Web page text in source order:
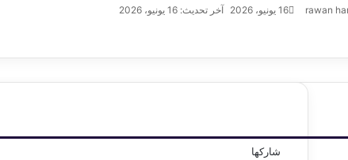
rawan 16 يونيو، 2026 آخر تحديث: 16 يونيو، 2026
شاركها